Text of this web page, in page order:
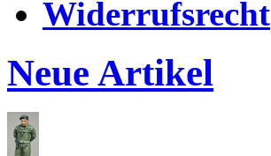
Widerrufsrecht
Neue Artikel